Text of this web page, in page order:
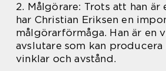
2. Målgörare: Trots att han
har Christian Eriksen en
målgörarförmåga. Han är en
avslutare som kan producera
vinklar och avstånd.